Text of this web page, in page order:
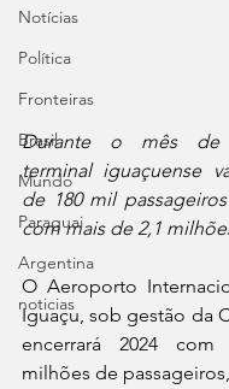
Notícias
Política
Fronteiras
Brasil
Mundo
Paraguai
Argentina
noticias
Durante o mês de
terminal iguaçuense
de 180 mil
com mais de 2,1
O Aeroporto
Iguaçu, sob gestão da
encerrará 2024
milhões de